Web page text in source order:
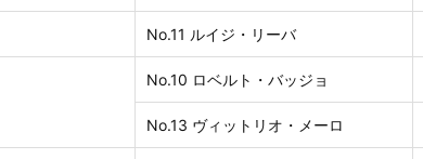
No.11 ルイジ・リーバ
No.10 ロベルト・バッジョ
No.13 ヴィットリオ・メーロ